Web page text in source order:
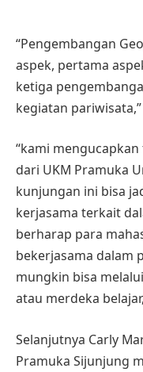
“Pengembangan
aspek, pertama
ketiga
kegiatan
“kami
dari UKM Pramuka
kunjungan ini bisa
kerjasama terkait
berharap para
bekerjasama dalam
mungkin bisa
atau merdeka
Selanjutnya Carly
Pramuka Sijunjung